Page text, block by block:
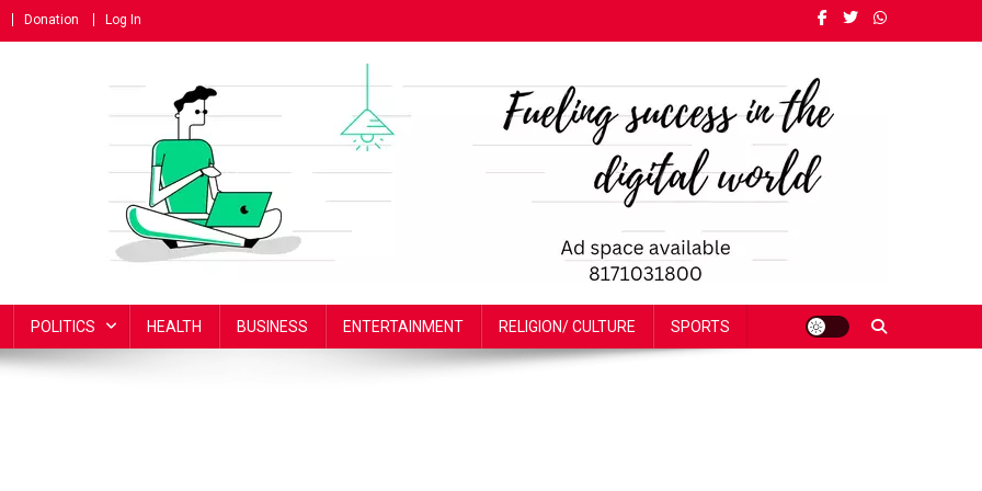
Donation Log In
POLITICS HEALTH BUSINESS ENTERTAINMENT RELIGION/ CULTURE SPORTS